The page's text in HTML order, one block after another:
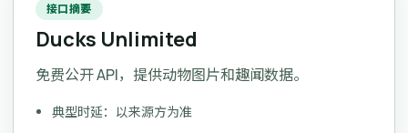
接口摘要
Ducks Unlimited
免费公开 API，提供动物图片和趣闻数据。
典型时延：以来源方为准